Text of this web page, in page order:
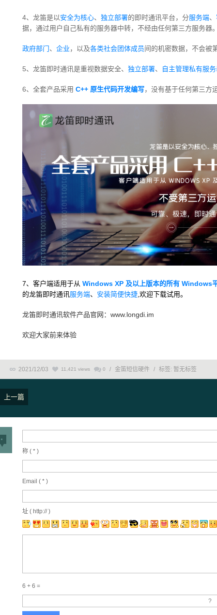
4、龙笛是以安全为核心、 独立部署的即时通讯平台，分服务端、
据，通过用户自己私有的服务器中转，不经由任何第三方服务器
政府部门、 企业，以及各类社会团体成员间的机密数据，不会被
5、龙笛即时通讯是重视数据安全、 独立部署、 自主管理私有服
6、全套产品采用 C++ 原生代码开发编写，没有基于任何第三方
7、客户端适用于从 Windows XP 及以上版本的所有 Windows
的龙笛即时通讯服务端、 安装简便快捷 ,欢迎下载试用。
龙笛即时通讯软件产品官网：www.longdi.im
欢迎大家前来体验
2021/12/03 11,421 views 0 / 金笛短信硬件 / 标签: 暂无标签
上一篇
称 ( * )
Email ( * )
址 ( http:// )
6 + 6 =